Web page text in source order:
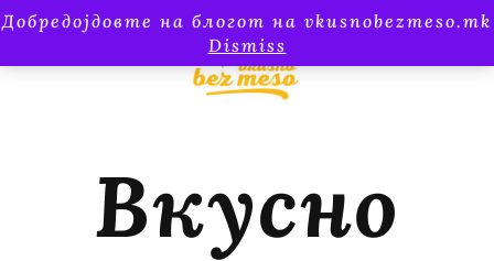
Добредојдовте на блогот на vkusnobezmeso.mk
Dismiss
Вкусно